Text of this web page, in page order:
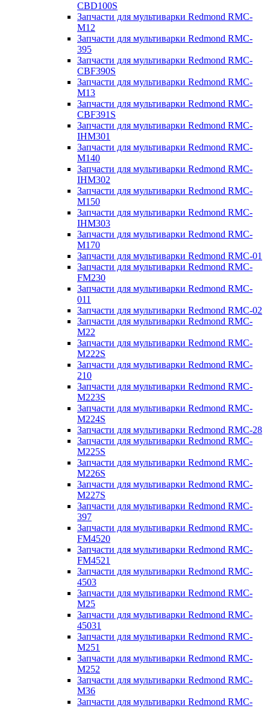
CBD100S
Запчасти для мультиварки Redmond RMC-
M12
Запчасти для мультиварки Redmond RMC-
395
Запчасти для мультиварки Redmond RMC-
CBF390S
Запчасти для мультиварки Redmond RMC-
M13
Запчасти для мультиварки Redmond RMC-
CBF391S
Запчасти для мультиварки Redmond RMC-
IHM301
Запчасти для мультиварки Redmond RMC-
M140
Запчасти для мультиварки Redmond RMC-
IHM302
Запчасти для мультиварки Redmond RMC-
M150
Запчасти для мультиварки Redmond RMC-
IHM303
Запчасти для мультиварки Redmond RMC-
M170
Запчасти для мультиварки Redmond RMC-01
Запчасти для мультиварки Redmond RMC-
FM230
Запчасти для мультиварки Redmond RMC-
011
Запчасти для мультиварки Redmond RMC-02
Запчасти для мультиварки Redmond RMC-
M22
Запчасти для мультиварки Redmond RMC-
M222S
Запчасти для мультиварки Redmond RMC-
210
Запчасти для мультиварки Redmond RMC-
M223S
Запчасти для мультиварки Redmond RMC-
M224S
Запчасти для мультиварки Redmond RMC-28
Запчасти для мультиварки Redmond RMC-
M225S
Запчасти для мультиварки Redmond RMC-
M226S
Запчасти для мультиварки Redmond RMC-
M227S
Запчасти для мультиварки Redmond RMC-
397
Запчасти для мультиварки Redmond RMC-
FM4520
Запчасти для мультиварки Redmond RMC-
FM4521
Запчасти для мультиварки Redmond RMC-
4503
Запчасти для мультиварки Redmond RMC-
M25
Запчасти для мультиварки Redmond RMC-
45031
Запчасти для мультиварки Redmond RMC-
M251
Запчасти для мультиварки Redmond RMC-
M252
Запчасти для мультиварки Redmond RMC-
M36
Запчасти для мультиварки Redmond RMC-